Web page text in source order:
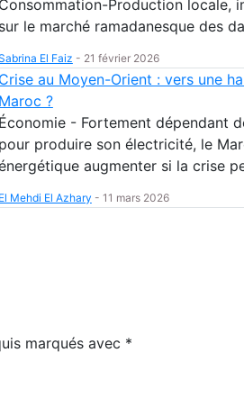
Consommation-Production locale,
sur le marché ramadanesque des
El Faiz - 21 février 2026
Crise au Moyen-Orient : vers une
Maroc ?
Économie - Fortement dépendant
pour produire son électricité, le
augmenter si la crise
El Mehdi El Azhary - 11 mars 2026
marqués avec *